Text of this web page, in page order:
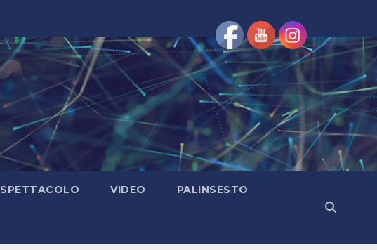
SPETTACOLO VIDEO PALINSESTO